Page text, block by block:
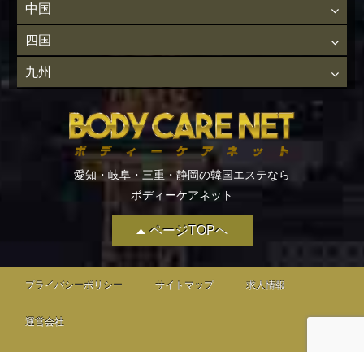
ページTOPへ
中国
四国
九州
愛知・岐阜・三重・静岡の韓国エステなら
ボディーケアネット
プライバシーポリシー サイトマップ 求人情報
運営会社